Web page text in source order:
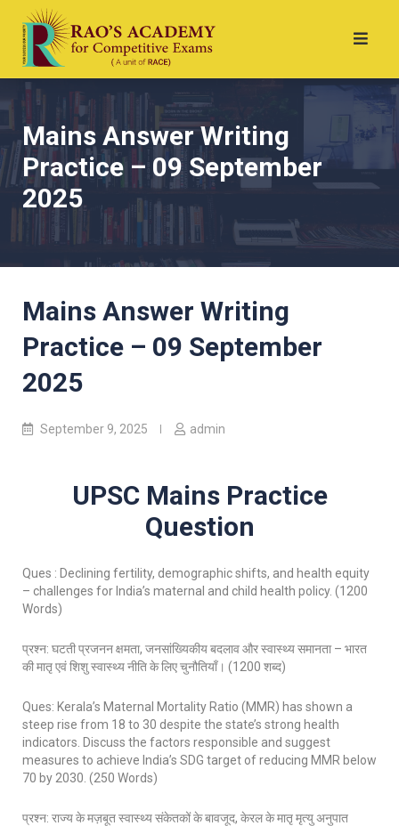
Mains Answer Writing
Practice – 09 September
2025
Mains Answer Writing
Practice – 09 September
2025
September 9, 2025 admin
UPSC Mains Practice
Question
Ques : Declining fertility, demographic shifts, and health equity
– challenges for India’s maternal and child health policy. (1200
Words)
प्रश्न: घटती प्रजनन क्षमता, जनसांख्यिकीय बदलाव और स्वास्थ्य समानता – भारत
की मातृ एवं शिशु स्वास्थ्य नीति के लिए चुनौतियाँ। (1200 शब्द)
Ques: Kerala’s Maternal Mortality Ratio (MMR) has shown a
steep rise from 18 to 30 despite the state’s strong health
indicators. Discuss the factors responsible and suggest
measures to achieve India’s SDG target of reducing MMR below
70 by 2030. (250 Words)
प्रश्न: राज्य के मज़बूत स्वास्थ्य संकेतकों के बावजूद, केरल के मातृ मृत्यु अनुपात